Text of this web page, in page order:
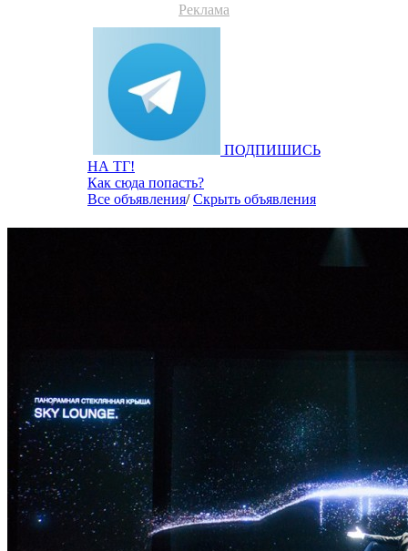
Реклама
ПОДПИШИСЬ
НА ТГ!
Как сюда попасть?
Все объявления/Скрыть объявления